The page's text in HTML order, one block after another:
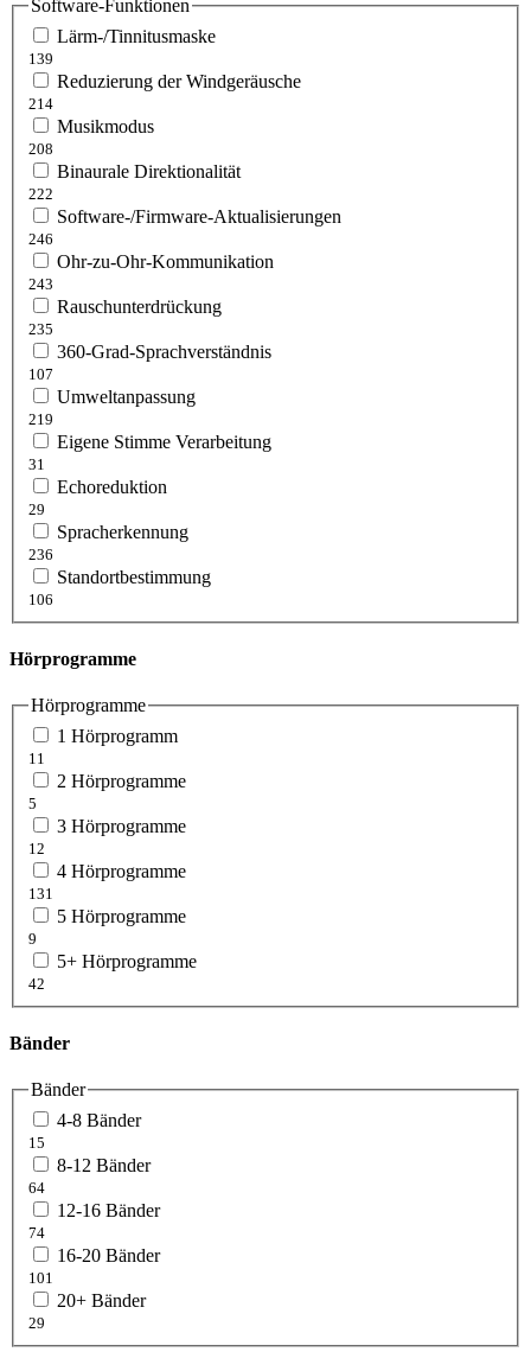
Software-Funktionen
Lärm-/Tinnitusmaske
139
Reduzierung der Windgeräusche
214
Musikmodus
208
Binaurale Direktionalität
222
Software-/Firmware-Aktualisierungen
246
Ohr-zu-Ohr-Kommunikation
243
Rauschunterdrückung
235
360-Grad-Sprachverständnis
107
Umweltanpassung
219
Eigene Stimme Verarbeitung
31
Echoreduktion
29
Spracherkennung
236
Standortbestimmung
106
Hörprogramme
Hörprogramme
1 Hörprogramm
11
2 Hörprogramme
5
3 Hörprogramme
12
4 Hörprogramme
131
5 Hörprogramme
9
5+ Hörprogramme
42
Bänder
Bänder
4-8 Bänder
15
8-12 Bänder
64
12-16 Bänder
74
16-20 Bänder
101
20+ Bänder
29